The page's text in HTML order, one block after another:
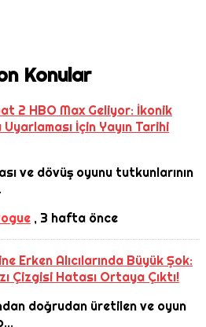
Konular
2 HBO Max Geliyor: İkonik
İçin Yayın Tarihi
ve dövüş oyunu tutkunlarının
, 3 hafta önce
Erken Alıcılarında Büyük Şok:
Çizgisi Hatası Ortaya Çıktı!
doğrudan üretilen ve oyun